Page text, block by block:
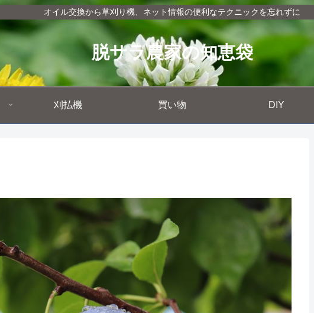
オイル交換から草刈り機、ネット情報の便利なテクニックを忘れずに
脱サラ農家の知恵袋
刈払機 買い物 DIY